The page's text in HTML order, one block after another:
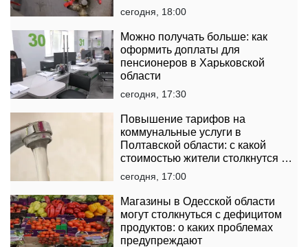
сегодня, 18:00
Можно получать больше: как
оформить доплаты для
пенсионеров в Харьковской
области
сегодня, 17:30
Повышение тарифов на
коммунальные услуги в
Полтавской области: с какой
стоимостью жители столкнутся в
платежках
сегодня, 17:00
Магазины в Одесской области
могут столкнуться с дефицитом
продуктов: о каких проблемах
предупреждают